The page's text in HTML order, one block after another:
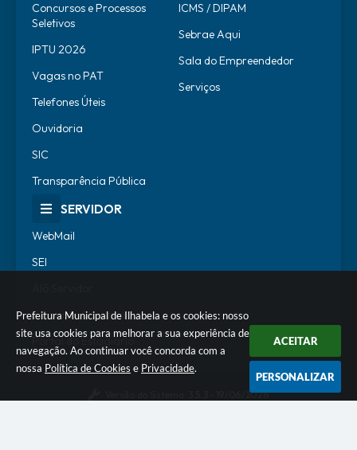
Prefeitura Municipal de Ilhabela e os cookies: nosso
site usa cookies para melhorar a sua experiência de
navegação. Ao continuar você concorda com a
nossa Política de Cookies e Privacidade.
ACEITAR
PERSONALIZAR
Concursos e Processos
Seletivos
IPTU 2026
Vagas no PAT
Telefones Úteis
Ouvidoria
SIC
Transparência Pública
ICMS / DIPAM
Sebrae Aqui
Sala do Empreendedor
Serviços
SERVIDOR
WebMail
SEI
Escola de Governo
Portal do Estagiário
3.5.3 - 19/06/2026